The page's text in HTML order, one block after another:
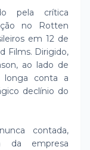
pela crítica
no Rotten
em 12 de
Films. Dirigido,
ao lado de
longa conta a
declínio do
contada,
da empresa